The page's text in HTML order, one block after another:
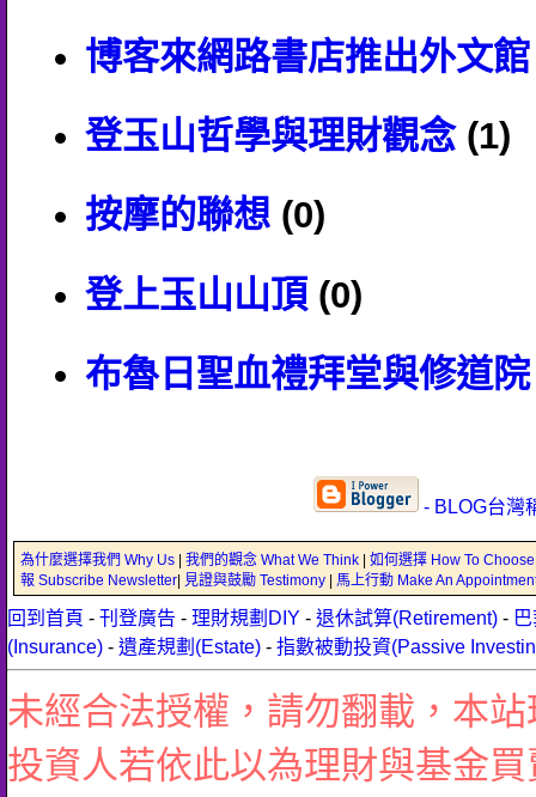
博客來網路書店推出外文館
登玉山哲學與理財觀念(1)
按摩的聯想 (0)
登上玉山山頂 (0)
布魯日聖血禮拜堂與修道院
- BLOG台灣
為什麼選擇我們 Why Us 我們的觀念 What We Think 如何選擇 How To Choose
報 Subscribe Newsletter 見證與鼓勵 Testimony 馬上行動 Make An
回到首頁 - 刊登廣告 - 理財規劃DIY - 退休試算(Retirement) -
(Insurance) - 遺產規劃(Estate) - 指數被動投資(Passive
未經合法授權，請勿翻載，本
投資人若依此以為理財與基金